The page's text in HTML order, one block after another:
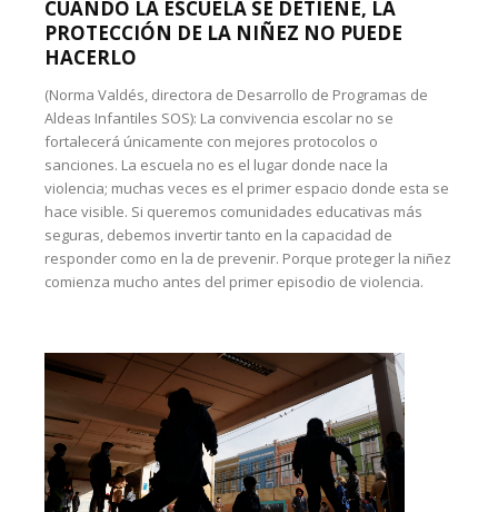
CUANDO LA ESCUELA SE DETIENE, LA
PROTECCIÓN DE LA NIÑEZ NO PUEDE
HACERLO
(Norma Valdés, directora de Desarrollo de Programas de
Aldeas Infantiles SOS): La convivencia escolar no se
fortalecerá únicamente con mejores protocolos o
sanciones. La escuela no es el lugar donde nace la
violencia; muchas veces es el primer espacio donde esta se
hace visible. Si queremos comunidades educativas más
seguras, debemos invertir tanto en la capacidad de
responder como en la de prevenir. Porque proteger la niñez
comienza mucho antes del primer episodio de violencia.